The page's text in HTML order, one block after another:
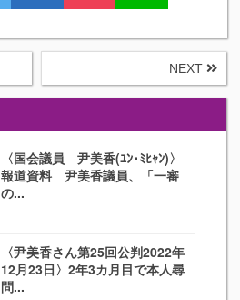
NEXT
〈国会議員 尹美香(ﾕﾝ･ﾐﾋｬﾝ)〉
報道資料 尹美香議員、「一審
の...
〈尹美香さん第25回公判2022年
12月23日〉2年3カ月目で本人尋
問...